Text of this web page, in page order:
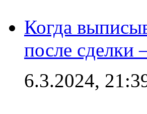
Когда
после сделки
6.3.2024,